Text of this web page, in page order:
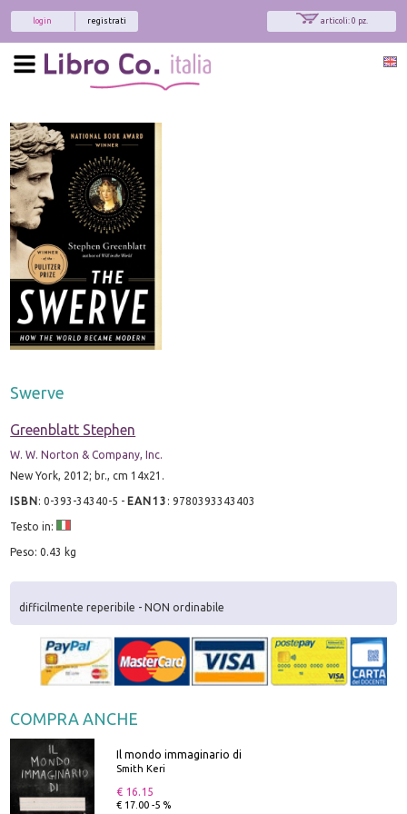
articoli: 0 pz.
registrati
login
Swerve
Greenblatt Stephen
W. W. Norton & Company, Inc.
New York, 2012; br., cm 14x21.
ISBN:0-393-34340-5 - EAN13 :9780393343403
Testo in:
Peso: 0.43 kg
difficilmente reperibile - NON ordinabile
COMPRA ANCHE
Il mondo immaginario di
Smith Keri
€ 16.15
€ 17.00 -5 %